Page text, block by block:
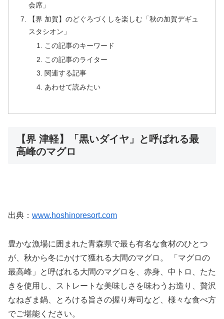
会席」
【界 加賀】のどぐろづくしを楽しむ「秋の加賀デギュ
スタシオン」
この記事のキーワード
この記事のライター
関連する記事
あわせて読みたい
【界 津軽】「黒いダイヤ」と呼ばれる最
高峰のマグロ
出典： www.hoshinoresort.com
豊かな漁場に囲まれた青森県で最も有名な食材のひとつ
が、秋から冬にかけて獲れる大間のマグロ。 「マグロの
最高峰」と呼ばれる大間のマグロを、赤身、中トロ、たた
きを使用し、ストレートな美味しさを味わうお造り、贅沢
なねぎま鍋、とろける旨さの握り寿司など、様々な食べ方
でご堪能ください。